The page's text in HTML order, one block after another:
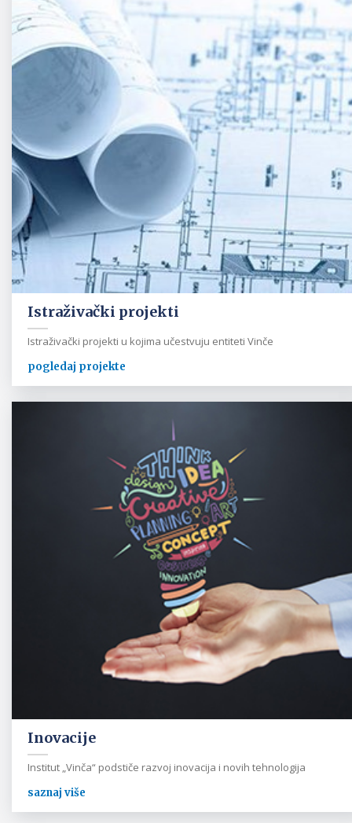
Istraživački projekti
Istraživački projekti u kojima učestvuju entiteti Vinče
pogledaj projekte
Inovacije
Institut „Vinča“ podstiče razvoj inovacija i novih tehnologija
saznaj više